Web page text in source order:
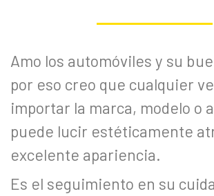
Amo los automóviles y su
por eso creo que cualquier
importar la marca, modelo o
puede lucir estéticamente
excelente apariencia.
Es el seguimiento en su